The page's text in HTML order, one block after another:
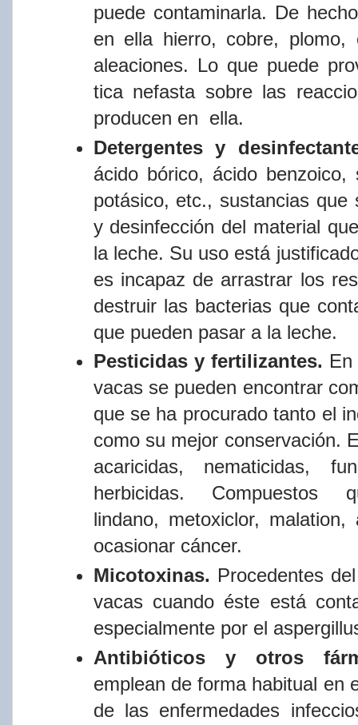
puede contaminarla. De hecho
en ella hierro, cobre, plomo,
aleaciones. Lo que puede
tica nefasta sobre las
producen en ella.
Detergentes y
ácido bórico, ácido benzoico,
potásico, etc., sustancias que
y desinfección del material que
la leche. Su uso está
es incapaz de arrastrar los
destruir las bacterias que
que pueden pasar a la leche.
Pesticidas y fertilizantes.
vacas se pueden encontrar
que se ha procurado tanto el
como su mejor conservación.
acaricidas, nematicidas,
herbicidas. Compuestos
lindano, metoxiclor, malation,
ocasionar cáncer.
Micotoxinas. Procedentes del
vacas cuando éste está
especialmente por el
Antibióticos
y otros
emplean de forma habitual en
de las enfermedades